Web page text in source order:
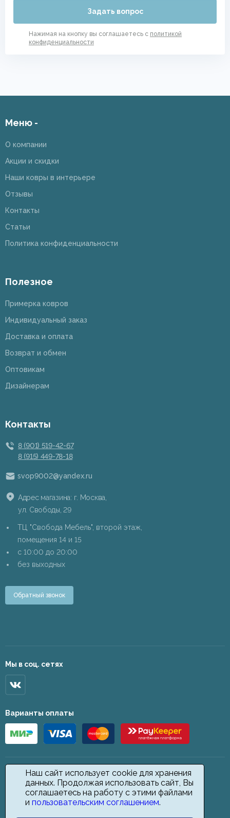
Задать вопрос
Нажимая на кнопку вы соглашаетесь с политикой
конфиденциальности
Наш сайт использует cookie для хранения
данных. Продолжая использовать сайт, Вы
соглашаетесь на работу с этими файлами
и пользовательским соглашением.
Меню -
О компании
Акции и скидки
Наши ковры в интерьере
Отзывы
Контакты
Статьи
Политика конфиденциальности
Полезное
Примерка ковров
Индивидуальный заказ
Доставка и оплата
Возврат и обмен
Оптовикам
Дизайнерам
Контакты
8 (901) 519-42-67
8 (915) 449-78-18
svop9002@yandex.ru
Адрес магазина: г. Москва,
ул. Свободы, 29
ТЦ "Свобода Мебель", второй этаж,
помещения 14 и 15
c 10:00 до 20:00
без выходных
Обратный звонок
Мы в соц. сетях
Варианты оплаты